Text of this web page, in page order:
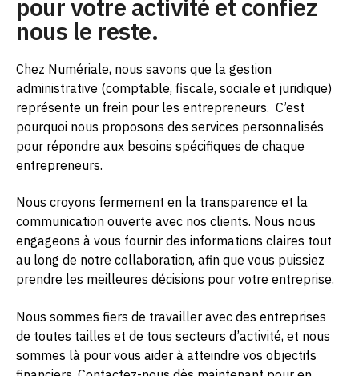
pour votre activité et confiez
nous le reste.
Chez Numériale, nous savons que la gestion
administrative (comptable, fiscale, sociale et juridique)
représente un frein pour les entrepreneurs. C’est
pourquoi nous proposons des services personnalisés
pour répondre aux besoins spécifiques de chaque
entrepreneurs.
Nous croyons fermement en la transparence et la
communication ouverte avec nos clients. Nous nous
engageons à vous fournir des informations claires tout
au long de notre collaboration, afin que vous puissiez
prendre les meilleures décisions pour votre entreprise.
Nous sommes fiers de travailler avec des entreprises
de toutes tailles et de tous secteurs d’activité, et nous
sommes là pour vous aider à atteindre vos objectifs